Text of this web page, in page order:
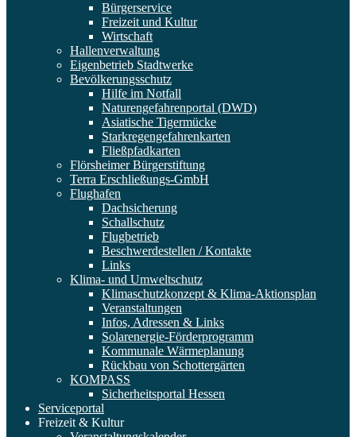
Bürgerservice
Freizeit und Kultur
Wirtschaft
Hallenverwaltung
Eigenbetrieb Stadtwerke
Bevölkerungsschutz
Hilfe im Notfall
Naturengefahrenportal (DWD)
Asiatische Tigermücke
Starkregengefahrenkarten
Fließpfadkarten
Flörsheimer Bürgerstiftung
Terra Erschließungs-GmbH
Flughafen
Dachsicherung
Schallschutz
Flugbetrieb
Beschwerdestellen / Kontakte
Links
Klima- und Umweltschutz
Klimaschutzkonzept & Klima-Aktionsplan
Veranstaltungen
Infos, Adressen & Links
Solarenergie-Förderprogramm
Kommunale Wärmeplanung
Rückbau von Schottergärten
KOMPASS
Sicherheitsportal Hessen
Serviceportal
Freizeit & Kultur